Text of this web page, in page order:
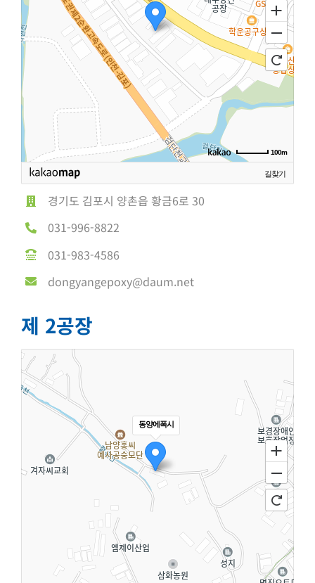
제 2공장
100m
경기도 김포시 양촌읍 황금6로 30
031-996-8822
031-983-4586
dongyangepoxy@daum.net